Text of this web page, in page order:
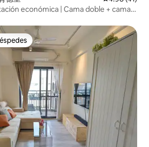
económica | Cama doble + cama
de tren